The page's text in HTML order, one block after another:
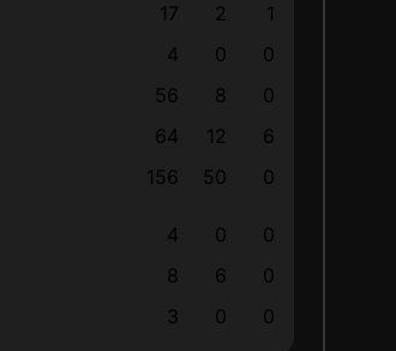
17 2
1
4 0
0
56 8
0
64 12
6
156 50 0
4 0
0
8 6
0
3 0 0